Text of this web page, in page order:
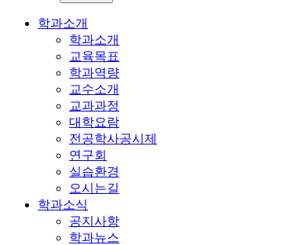
학과소개
학과소개
교육목표
학과역량
교수소개
교과과정
대학요람
전공학사공시제
연구회
실습환경
오시는길
학과소식
공지사항
학과뉴스